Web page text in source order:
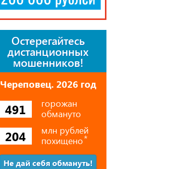
Остерегайтесь
дистанционных
мошенников!
Череповец. 2026 год
491
горожан
обмануто
204
млн рублей
похищено⃰
Не дай себя обмануть!